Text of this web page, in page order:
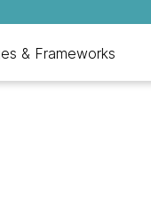
& Frameworks